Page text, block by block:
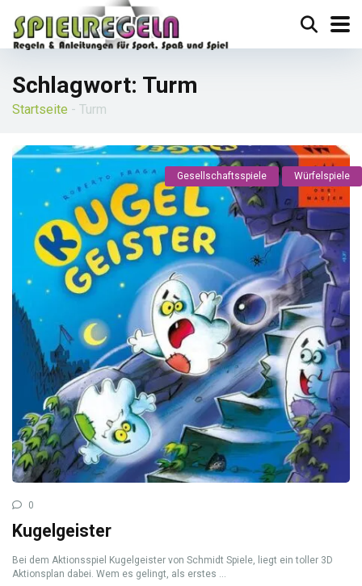
Schlagwort: Turm
Startseite - Turm
Gesellschaftsspiele Würfelspiele
0
Kugelgeister
Bei dem Aktionsspiel Kugelgeister von Schmidt Spiele, liegt ein toller 3D
Aktionsplan dabei. Wem es gelingt, als erstes ...